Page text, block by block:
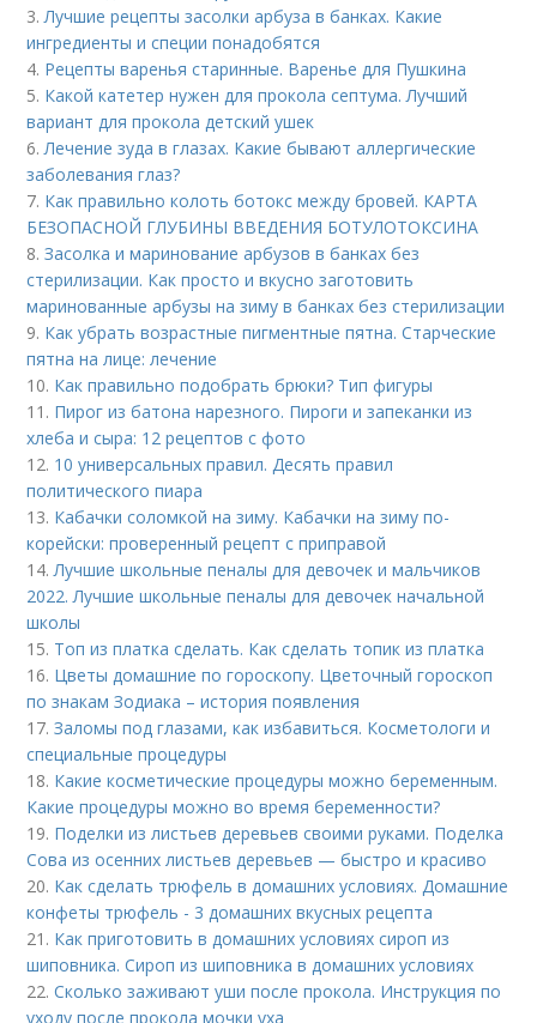
3.Лучшие рецепты засолки арбуза в банках. Какие
ингредиенты и специи понадобятся
4. Рецепты варенья старинные. Варенье для Пушкина
5. Какой катетер нужен для прокола септума. Лучший
вариант для прокола детский ушек
6.Лечение зуда в глазах. Какие бывают аллергические
заболевания глаз?
7. Как правильно колоть ботокс между бровей. КАРТА
БЕЗОПАСНОЙ ГЛУБИНЫ ВВЕДЕНИЯ БОТУЛОТОКСИНА
8.Засолка и маринование арбузов в банках без
стерилизации. Как просто и вкусно заготовить
маринованные арбузы на зиму в банках без стерилизации
9. Как убрать возрастные пигментные пятна. Старческие
пятна на лице: лечение
10. Как правильно подобрать брюки? Тип фигуры
11. Пирог из батона нарезного. Пироги и запеканки из
хлеба и сыра: 12 рецептов с фото
12. 10 универсальных правил. Десять правил
политического пиара
13. Кабачки соломкой на зиму. Кабачки на зиму по-
корейски: проверенный рецепт с приправой
14.Лучшие школьные пеналы для девочек и мальчиков
2022. Лучшие школьные пеналы для девочек начальной
школы
15. Топ из платка сделать. Как сделать топик из платка
16. Цветы домашние по гороскопу. Цветочный гороскоп
по знакам Зодиака – история появления
17.Заломы под глазами, как избавиться. Косметологи и
специальные процедуры
18. Какие косметические процедуры можно беременным.
Какие процедуры можно во время беременности?
19. Поделки из листьев деревьев своими руками. Поделка
Сова из осенних листьев деревьев — быстро и красиво
20. Как сделать трюфель в домашних условиях. Домашние
конфеты трюфель - 3 домашних вкусных рецепта
21. Как приготовить в домашних условиях сироп из
шиповника. Сироп из шиповника в домашних условиях
22.Сколько заживают уши после прокола. Инструкция по
уходу после прокола мочки уха